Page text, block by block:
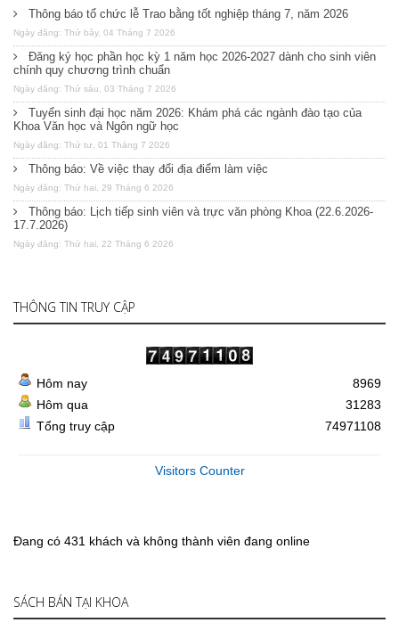
Thông báo tổ chức lễ Trao bằng tốt nghiệp tháng 7, năm 2026
Ngày đăng: Thứ bảy, 04 Tháng 7 2026
Đăng ký học phần học kỳ 1 năm học 2026-2027 dành cho sinh viên
chính quy chương trình chuẩn
Ngày đăng: Thứ sáu, 03 Tháng 7 2026
Tuyển sinh đại học năm 2026: Khám phá các ngành đào tạo của
Khoa Văn học và Ngôn ngữ học
Ngày đăng: Thứ tư, 01 Tháng 7 2026
Thông báo: Về việc thay đổi địa điểm làm việc
Ngày đăng: Thứ hai, 29 Tháng 6 2026
Thông báo: Lịch tiếp sinh viên và trực văn phòng Khoa (22.6.2026-
17.7.2026)
Ngày đăng: Thứ hai, 22 Tháng 6 2026
THÔNG TIN TRUY CẬP
Hôm nay
Hôm qua
Tổng truy cập
8969
31283
74971108
Visitors Counter
Đang có 431 khách và không thành viên đang online
SÁCH BÁN TẠI KHOA